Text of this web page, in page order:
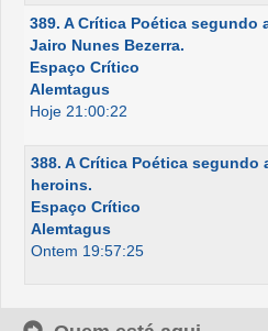
389. A Crítica Poética
Jairo Nunes Bezerra.
Espaço Crítico
Alemtagus
Hoje 21:00:22
388. A Crítica Poética
heroins.
Espaço Crítico
Alemtagus
Ontem 19:57:25